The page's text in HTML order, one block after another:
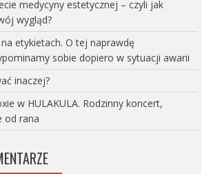
medycyny estetycznej – czyli jak
wygląd?
etykietach. O tej naprawdę
sobie dopiero w sytuacji awarii
inaczej?
w HULAKULA. Rodzinny koncert,
od rana